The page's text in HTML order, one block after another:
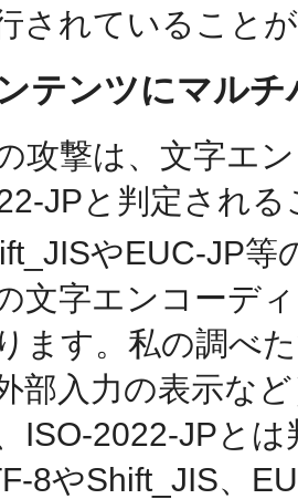
されていること
テンツにマル
攻撃は、文字エ
JPと判定され
やEUC-JP等
文字エンコーデ
ます。私の調べ
外部入力の表示な
ISO-2022-JPと
8やShift_JIS、